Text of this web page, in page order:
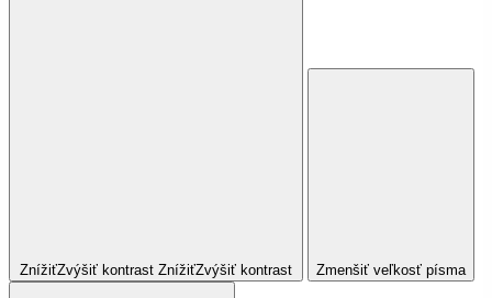
ZnížiťZvýšiť kontrast ZnížiťZvýšiť kontrast Zmenšiť veľkosť písma